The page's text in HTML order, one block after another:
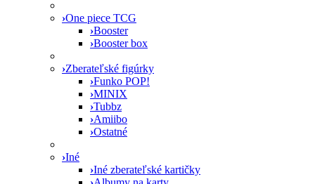
›One piece TCG
›Booster
›Booster box
›Zberateľské figúrky
›Funko POP!
›MINIX
›Tubbz
›Amiibo
›Ostatné
›Iné
›Iné zberateľské kartičky